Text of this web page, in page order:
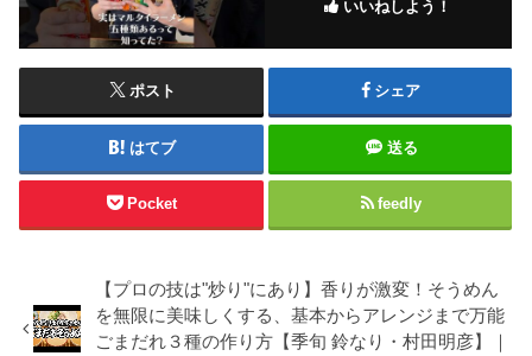
いいねしよう！
ポスト シェア
はてブ 送る
Pocket feedly
【プロの技は"炒り"にあり】香りが激変！そうめん
を無限に美味しくする、基本からアレンジまで万能
ごまだれ３種の作り方【季旬 鈴なり・村田明彦】｜